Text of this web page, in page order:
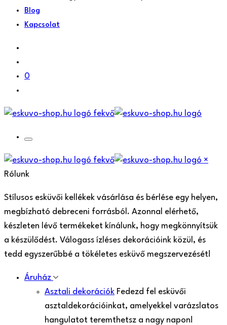
Blog
Kapcsolat
0
×
Rólunk
Stílusos esküvői kellékek vásárlása és bérlése egy helyen,
megbízható debreceni forrásból. Azonnal elérhető,
készleten lévő termékeket kínálunk, hogy megkönnyítsük
a készülődést. Válogass ízléses dekorációink közül, és
tedd egyszerűbbé a tökéletes esküvő megszervezését!
Áruház
Asztali dekorációk Fedezd fel esküvői
asztaldekorációinkat, amelyekkel varázslatos
hangulatot teremthetsz a nagy napon!